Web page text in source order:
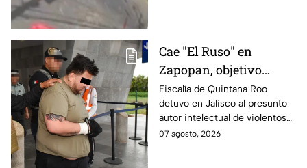
Cae "El Ruso" en
Zapopan, objetivo
prioritario en Playa del
Carmen
Fiscalía de Quintana Roo
detuvo en Jalisco al presunto
autor intelectual de violentos
ataques en fraccionamientos
07 agosto, 2026